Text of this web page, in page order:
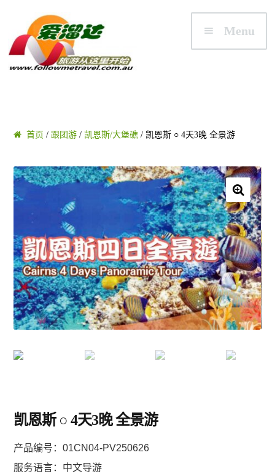
Skip to navigation
Skip to content
Menu
悉尼/新州 NSW
墨尔本/维州 VIC
黄金海岸/布里斯班
凯恩斯/大堡礁
阿德莱德/南澳 SA
珀斯/西澳 WA
首页 / 跟团游/ 凯恩斯/大堡礁/ 凯恩斯 ○ 4天3晚 全景游
🔍
凯恩斯 ○ 4天3晚 全景游
产品编号：01CN04-PV250626
服务语言：中文导游